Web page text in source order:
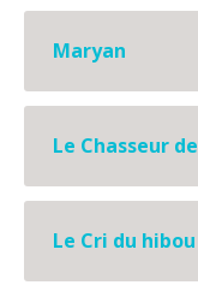
Maryan
Le Chasseur
Le Cri du hibou